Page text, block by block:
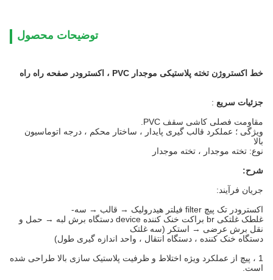
توضیحات محصول
خط اکستروژن تخته پلاستیکی موجدار PVC ، اکسترودر صفحه راه راه
جزئیات سریع :
مقاومت فصلی کاشی سقف PVC.
ویژگی ؛ عملکرد قالب گیری پایدار ، ساختار محکم ، درجه اتوماسیون
بالا
نوع: تخته موجدار ، تخته موجدار
شرح:
جریان فرآیند:
اکسترودر تک پیچ filter فیلتر هیدرولیک → قالب → سه-
غلطک غلتکی br براکت خنک کننده device دستگاه برش لبه → حمل و
نقل برش عرضی → استکر (سه غلتک
دستگاه خنک کننده ، دستگاه انتقال ، واحد اندازه گیری طول)
1 ، پیچ از عملکرد ویژه اختلاط و ظرفیت پلاستیک سازی بالا طراحی شده
است.